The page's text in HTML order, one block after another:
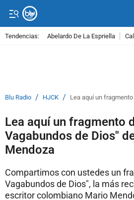
Tendencias: Abelardo De La Espriella
Blu Radio / HJCK / Lea aquí un
Lea aquí un fragmento
Vagabundos de Dios"
Mendoza
Compartimos con ustedes un
Vagabundos de Dios", la más
escritor colombiano Mario